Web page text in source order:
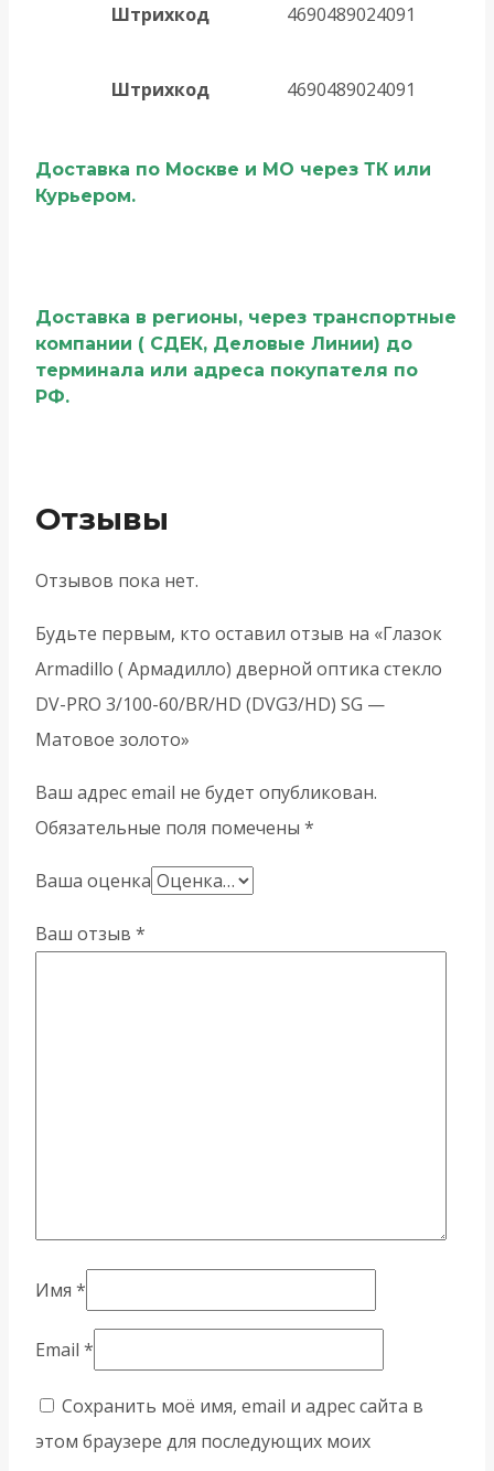
Штрихкод 4690489024091
Штрихкод 4690489024091
Доставка по Москве и МО через ТК или
Курьером.
Доставка в регионы, через транспортные
компании ( СДЕК, Деловые Линии) до
терминала или адреса покупателя по
РФ.
Отзывы
Отзывов пока нет.
Будьте первым, кто оставил отзыв на «Глазок
Armadillo ( Армадилло) дверной оптика стекло
DV-PRO 3/100-60/BR/HD (DVG3/HD) SG —
Матовое золото»
Ваш адрес email не будет опубликован.
Обязательные поля помечены *
Ваша оценка
Ваш отзыв *
Имя *
Email *
Сохранить моё имя, email и адрес сайта в
этом браузере для последующих моих